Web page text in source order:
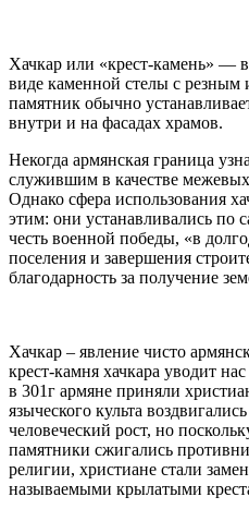
Хачкар или «крест-камень» —
виде каменной стелы с резным
памятник обычно
внутри и на фасадах храмов.
Некогда армянская граница
служившим в качестве
Однако сфера использования
этим: они устанавливались по
честь военной победы, «в
поселения и завершения
благодарность за получение
Хачкар – явление чисто
крест-камня хачкара уводит
в 301г армяне приняли
языческого культа
человеческий рост, но
памятники сжигались
религии, христиане стали
называемыми крылатыми